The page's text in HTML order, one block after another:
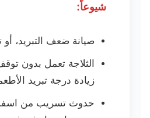
شيوعاً:
صيانة ضعف التبريد،
الثلاجة تعمل بدون
زيادة درجة تبريد
حدوث تسريب من اسفل